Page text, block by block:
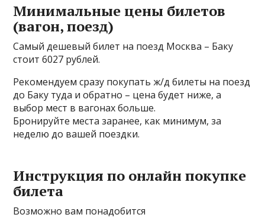
Минимальные цены билетов
(вагон, поезд)
Самый дешевый билет на поезд Москва – Баку
стоит 6027 рублей.
Рекомендуем сразу покупать ж/д билеты на поезд
до Баку туда и обратно – цена будет ниже, а
выбор мест в вагонах больше.
Бронируйте места заранее, как минимум, за
неделю до вашей поездки.
Инструкция по онлайн покупке
билета
Возможно вам понадобится